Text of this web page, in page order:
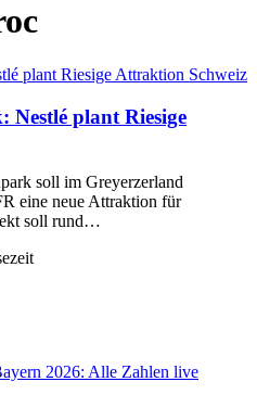
Schweiz
Nestlé plant Riesige
soll im Greyerzerland
eine neue Attraktion für
soll rund…